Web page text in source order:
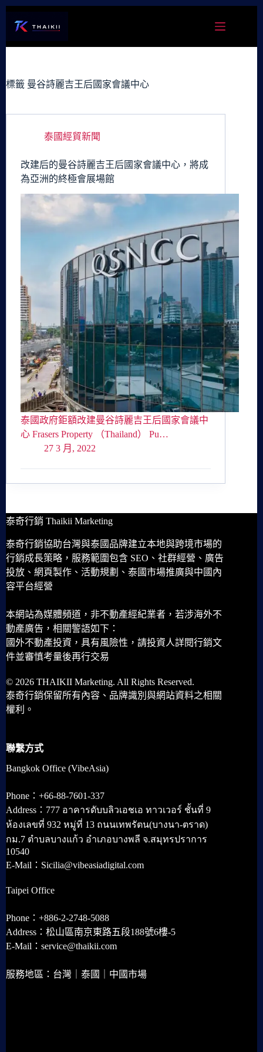
容
標籤 曼谷詩麗吉王后國家會議中心
泰國經貿新聞
改建后的曼谷詩麗吉王后國家會議中心，將成
為亞洲的終極會展場館
泰國政府鉅額改建曼谷詩麗吉王后國家會議中
心 Frasers Property （Thailand） Pu…
27 3 月, 2022
泰奇行銷 Thaikii Marketing
泰奇行銷協助台灣與泰國品牌建立本地與跨境市場的
行銷成長策略，服務範圍包含 SEO、社群經營、廣告
投放、網頁製作、活動規劃、泰國市場推廣與中國內
容平台經營
本網站為媒體頻道，非不動產經紀業者，若涉海外不
動產廣告，相關警語如下：
國外不動產投資，具有風險性，請投資人詳閱行銷文
件並審慎考量後再行交易
© 2026 THAIKII Marketing. All Rights Reserved.
泰奇行銷保留所有內容、品牌識別與網站資料之相關
權利。
聯繫方式
Bangkok Office (VibeAsia)
Phone：+66-88-7601-337
Address：777 อาคารดับบลิวเอชเอ ทาวเวอร์ ชั้นที่ 9
ห้องเลขที่ 932 หมู่ที่ 13 ถนนเทพรัตน(บางนา-ตราด)
กม.7 ตำบลบางแก้ว อำเภอบางพลี จ.สมุทรปราการ
10540
E-Mail：Sicilia@vibeasiadigital.com
Taipei Office
Phone：+886-2-2748-5088
Address：松山區南京東路五段188號6樓-5
E-Mail：service@thaikii.com
服務地區：台灣｜泰國｜中國市場